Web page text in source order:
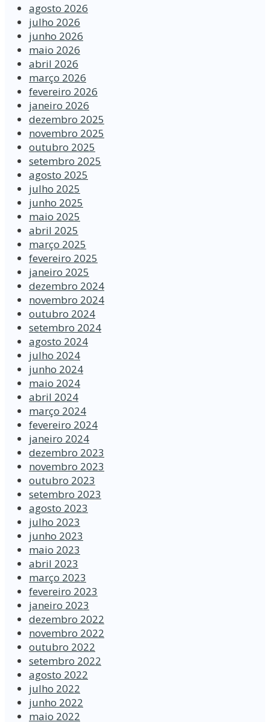
agosto 2026
julho 2026
junho 2026
maio 2026
abril 2026
março 2026
fevereiro 2026
janeiro 2026
dezembro 2025
novembro 2025
outubro 2025
setembro 2025
agosto 2025
julho 2025
junho 2025
maio 2025
abril 2025
março 2025
fevereiro 2025
janeiro 2025
dezembro 2024
novembro 2024
outubro 2024
setembro 2024
agosto 2024
julho 2024
junho 2024
maio 2024
abril 2024
março 2024
fevereiro 2024
janeiro 2024
dezembro 2023
novembro 2023
outubro 2023
setembro 2023
agosto 2023
julho 2023
junho 2023
maio 2023
abril 2023
março 2023
fevereiro 2023
janeiro 2023
dezembro 2022
novembro 2022
outubro 2022
setembro 2022
agosto 2022
julho 2022
junho 2022
maio 2022